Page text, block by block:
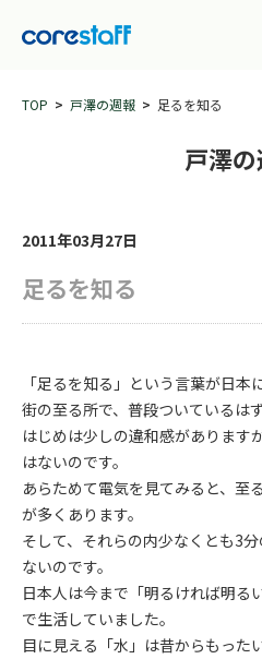
TOP 戸澤の週報 足るを知る
戸澤
2011年03月27日
足るを知る
「足るを知る」という言葉が日本
街の至る所で、普段ついているは
はじめは少しの違和感があります
はないのです。
あらためて電気を見てみると、至
が多くあります。
そして、それらの内少なくとも3
ないのです。
日本人は今まで「明るければ明る
で生活していました。
目に見える「水」は昔からもった